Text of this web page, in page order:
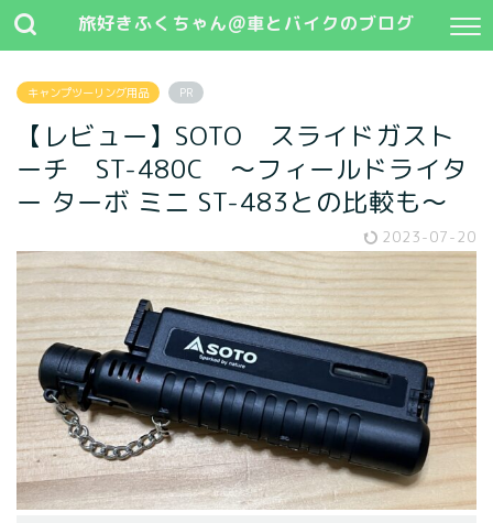
旅好きふくちゃん@車とバイクのブログ
キャンプツーリング用品 PR
【レビュー】SOTO スライドガスト
ーチ ST-480C ～フィールドライタ
ー ターボ ミニ ST-483との比較も～
2023-07-20